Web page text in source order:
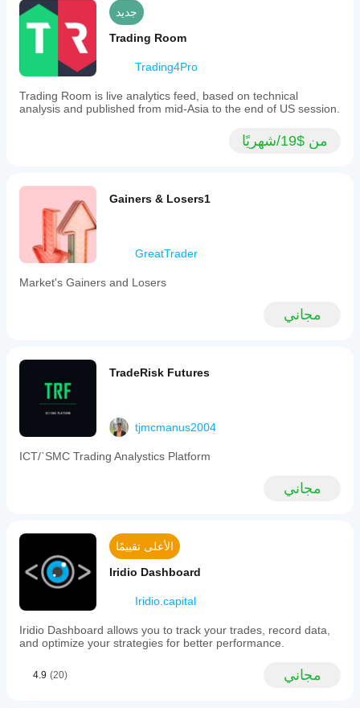
جديد
Trading Room
Trading4Pro
Trading Room is live analytics feed, based on technical
analysis and published from mid-Asia to the end of US session.
من $19/شهريًا
Gainers & Losers1
GreatTrader
Market's Gainers and Losers
مجاني
TradeRisk Futures
tjmcmanus2004
ICT/`SMC Trading Analystics Platform
مجاني
الأعلى تقييمًا
Iridio Dashboard
Iridio.capital
Iridio Dashboard allows you to track your trades, record data,
and optimize your strategies for better performance.
4.9 (20) مجاني